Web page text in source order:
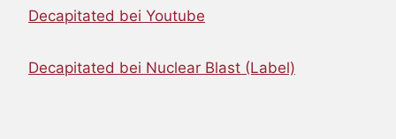
Decapitated bei Youtube
Decapitated bei Nuclear Blast (Label)